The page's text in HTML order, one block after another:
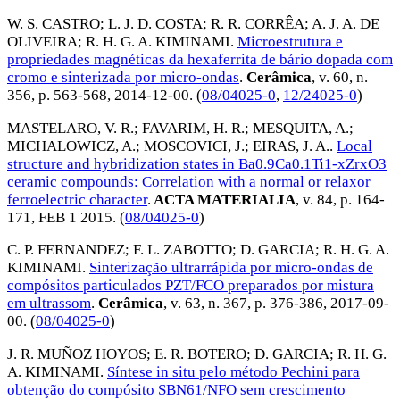
W. S. CASTRO; L. J. D. COSTA; R. R. CORRÊA; A. J. A. DE
OLIVEIRA; R. H. G. A. KIMINAMI. Microestrutura e
propriedades magnéticas da hexaferrita de bário dopada com
cromo e sinterizada por micro-ondas. Cerâmica, v. 60, n.
356, p. 563-568, 2014-12-00. (08/04025-0, 12/24025-0)
MASTELARO, V. R.; FAVARIM, H. R.; MESQUITA, A.;
MICHALOWICZ, A.; MOSCOVICI, J.; EIRAS, J. A.. Local
structure and hybridization states in Ba0.9Ca0.1Ti1-xZrxO3
ceramic compounds: Correlation with a normal or relaxor
ferroelectric character. ACTA MATERIALIA, v. 84, p. 164-
171, FEB 1 2015. (08/04025-0)
C. P. FERNANDEZ; F. L. ZABOTTO; D. GARCIA; R. H. G. A.
KIMINAMI. Sinterização ultrarrápida por micro-ondas de
compósitos particulados PZT/FCO preparados por mistura
em ultrassom. Cerâmica, v. 63, n. 367, p. 376-386, 2017-09-
00. (08/04025-0)
J. R. MUÑOZ HOYOS; E. R. BOTERO; D. GARCIA; R. H. G.
A. KIMINAMI. Síntese in situ pelo método Pechini para
obtenção do compósito SBN61/NFO sem crescimento